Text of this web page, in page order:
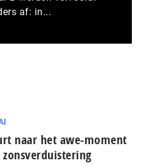
af: in...
naar het awe-moment